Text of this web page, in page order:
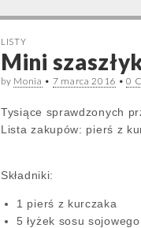
LISTY
Mini
by Monia • 7 marca 2016 •0
Tysiące sprawdzonych
Lista zakupów: pierś z
Składniki:
1 pierś z kurczaka
5 łyżek sosu sojowego